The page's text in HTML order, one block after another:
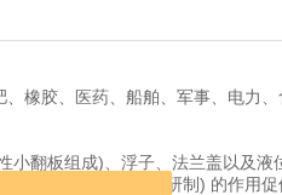
、橡胶、医药、船舶、军事、电力
小翻板组成)、浮子、法兰盖以及液
同介质和压力针对研制) 的作用